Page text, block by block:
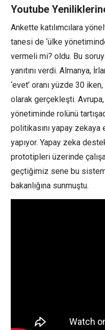
Youtube
Ankette katılımcılara
tanesi de ‘ülke
vermeli mi? oldu. Bu
yanıtını verdi. Almanya,
‘evet’ oranı yüzde 30
olarak gerçekleşti.
yönetiminde rolünü
politikasını yapay zekaya
yapıyor. Yapay zeka
prototipleri üzerinde
geçtiğimiz sene bu
bakanlığına sunmuştu.